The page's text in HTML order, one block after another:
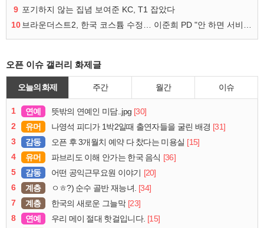
9 포기하지 않는 집념 보여준 KC, T1 잡았다
10
브라운더스트2, 한국 코스튬 수정… 이준희 PD "안 하면 서비스 지속 불가"
오픈 이슈 갤러리 화제글
오늘의 화제 주간 월간 이슈
1 연예 뜻밖의 연예인 미담..jpg [30]
2
유머 나영석 피디가 1박2일때 출연자들을 굴린 배경 [31]
3
감동 오픈 후 3개월치 예약 다 찼다는 미용실 [15]
4
유머 파브리도 이해 안가는 한국 음식 [36]
5
감동 어떤 공익근무요원 이야기 [20]
6
계층 ㅇㅎ?) 순수 골반 재능녀. [34]
7
계층 한국의 새로운 그늘막 [23]
8
연예 우리 메이 절대 핫걸입니다. [15]